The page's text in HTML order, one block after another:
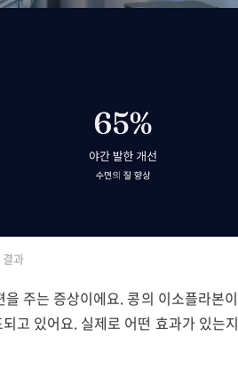
과
주는 증상이에요. 콩의 이소플라본이
고 있어요. 실제로 어떤 효과가 있는지